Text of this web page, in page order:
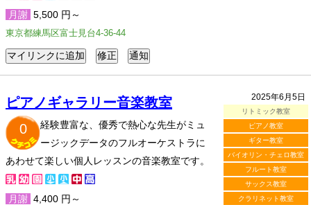
月謝 5,500 円～
東京都練馬区富士見台4-36-44
2025年6月5日
リトミック教室
ピアノ教室
ギター教室
バイオリン・チェロ教室
フルート教室
サックス教室
クラリネット教室
ピアノギャラリー音楽教室
0
経験豊富な、優秀で熱心な先生がミュ
ージックデータのフルオーケストラに
あわせて楽しい個人レッスンの音楽教室です。
月謝 4,400 円～